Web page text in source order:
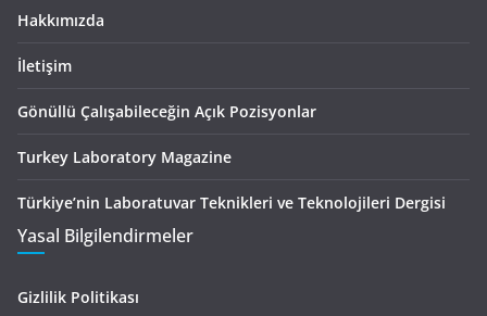
Hakkımızda
İletişim
Gönüllü Çalışabileceğin Açık Pozisyonlar
Turkey Laboratory Magazine
Türkiye’nin Laboratuvar Teknikleri ve Teknolojileri Dergisi
Yasal Bilgilendirmeler
Gizlilik Politikası